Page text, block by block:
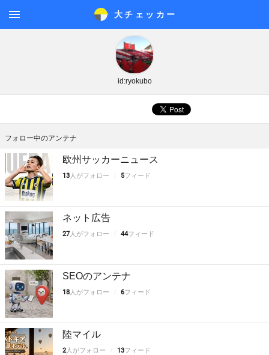
大チェッカ ー
メニ
id:ryokubo
フォロー中のアンテナ
欧州サッカーニュース
13 人がフォロー 5フィード
ネット広告
27 人がフォロー 44フィード
SEOのアンテナ
18 人がフォロー 6フィード
陸マイル
2 人がフォロー 13フィード